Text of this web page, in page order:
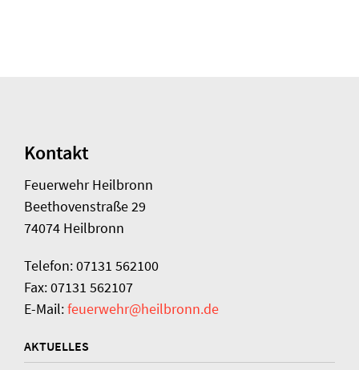
Kontakt
Feuerwehr Heilbronn
Beethovenstraße 29
74074 Heilbronn
Telefon: 07131 562100
Fax: 07131 562107
E-Mail:feuerwehr@heilbronn.de
AKTUELLES